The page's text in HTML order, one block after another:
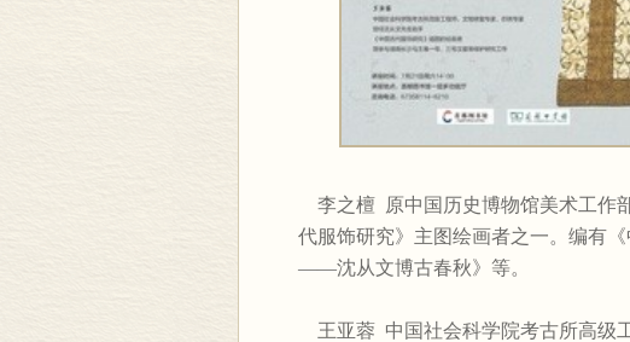
李之檀 原中国历史博物馆美术工作
代服饰研究》主图绘画者之一。编有
——沈从文博古春秋》等。
王亚蓉 中国社会科学院考古所高级